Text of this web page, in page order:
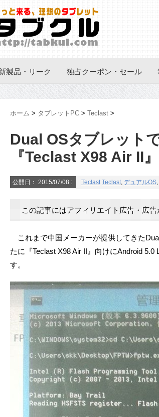
製品・リーク 独占クーポン・セール
ホーム > タブレットPC > Teclast >
Dual OSタブレット
『Teclast X98 Air II
公開日： 2015/07/08 : Teclast Teclast, デュアルOS,
この記事にはアフィリエイト広告・広告
これまで中国メーカーが提供してきた
たに『Teclast X98 Air II』向けにAndroid
す。